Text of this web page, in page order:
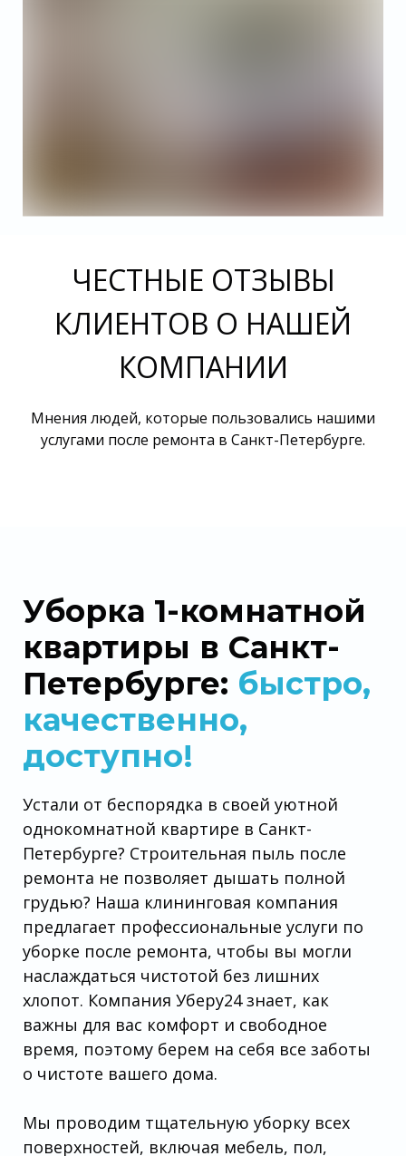
ЧЕСТНЫЕ ОТЗЫВЫ
КЛИЕНТОВ О НАШЕЙ
КОМПАНИИ
Мнения людей, которые пользовались нашими
услугами после ремонта в Санкт-Петербурге.
Уборка 1-комнатной
квартиры в Санкт-
Петербурге: быстро,
качественно,
доступно!
Устали от беспорядка в своей уютной
однокомнатной квартире в Санкт-
Петербурге? Строительная пыль после
ремонта не позволяет дышать полной
грудью? Наша клининговая компания
предлагает профессиональные услуги по
уборке после ремонта, чтобы вы могли
наслаждаться чистотой без лишних
хлопот. Компания Уберу24 знает, как
важны для вас комфорт и свободное
время, поэтому берем на себя все заботы
о чистоте вашего дома.
Мы проводим тщательную уборку всех
поверхностей, включая мебель, пол,